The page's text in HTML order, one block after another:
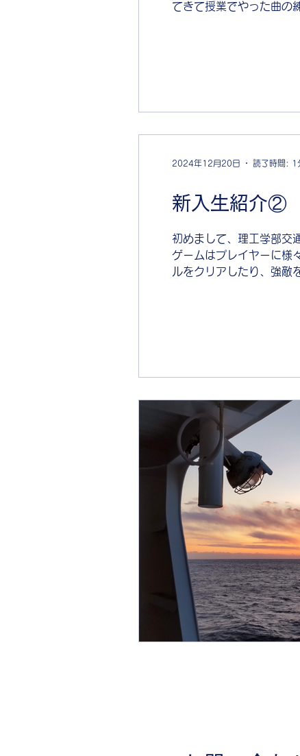
てきて授業でやった曲の
新入生紹介②
初めまして、理工学部交
ゲームはプレイヤーに様
ルをクリアしたり、強敵
2024年12月20日 読了時間: 1